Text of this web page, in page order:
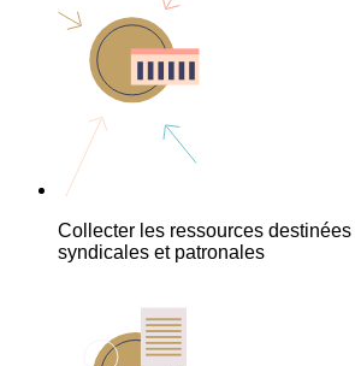
Collecter les ressources
syndicales et patronales